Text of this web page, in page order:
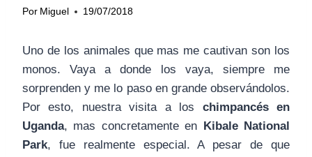
Por Miguel 19/07/2018
Uno de los animales que mas me cautivan son los
monos. Vaya a donde los vaya, siempre me
sorprenden y me lo paso en grande observándolos.
Por esto, nuestra visita a los chimpancés en
Uganda, mas concretamente en
Kibale National
Park, fue realmente especial. A pesar de que